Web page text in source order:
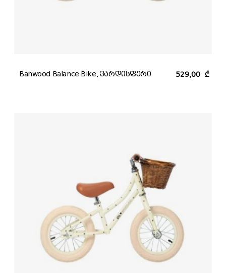
Banwood Balance Bike, ვარდისფერი 529,00 ₾